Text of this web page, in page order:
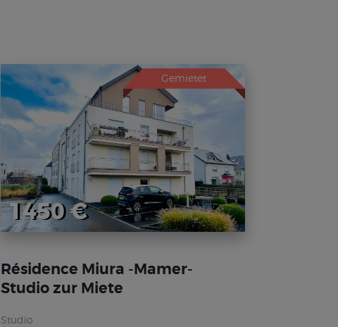
Gemietet
1450 €
Résidence Miura -Mamer-
Studio zur Miete
Studio